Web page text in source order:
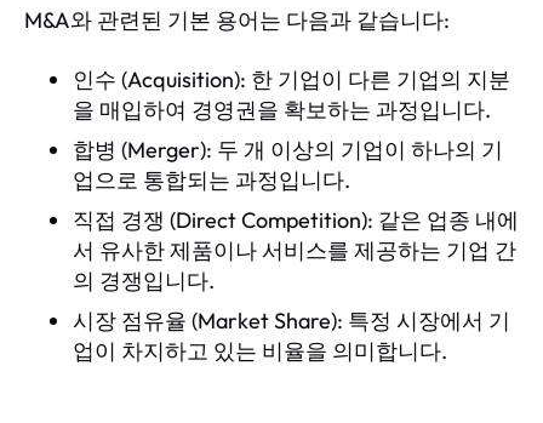
M&A와 관련된 기본 용어는 다음과 같습니다:
인수 (Acquisition): 한 기업이 다른 기업의 지분
을 매입하여 경영권을 확보하는 과정입니다.
합병 (Merger): 두 개 이상의 기업이 하나의 기
업으로 통합되는 과정입니다.
직접 경쟁 (Direct Competition): 같은 업종 내에
서 유사한 제품이나 서비스를 제공하는 기업 간
의 경쟁입니다.
시장 점유율 (Market Share): 특정 시장에서 기
업이 차지하고 있는 비율을 의미합니다.